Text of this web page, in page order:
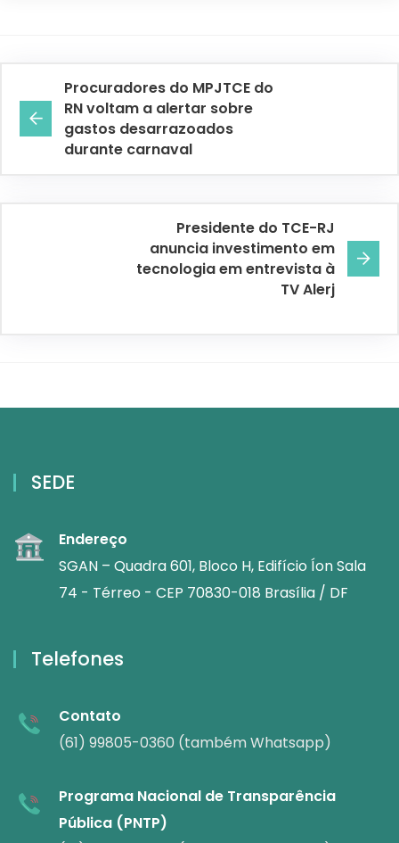
Procuradores do MPJTCE do
RN voltam a alertar sobre
gastos desarrazoados
durante carnaval
Presidente do TCE-RJ
anuncia investimento em
tecnologia em entrevista à
TV Alerj
SEDE
Endereço
SGAN – Quadra 601, Bloco H, Edifício Íon Sala
74 - Térreo - CEP 70830-018 Brasília / DF
Telefones
Contato
(61) 99805-0360 (também Whatsapp)
Programa Nacional de Transparência
Pública (PNTP)